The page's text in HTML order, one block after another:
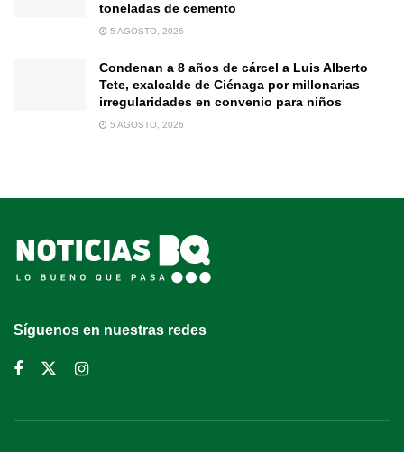
toneladas de cemento
5 AGOSTO, 2026
Condenan a 8 años de cárcel a Luis Alberto
Tete, exalcalde de Ciénaga por millonarias
irregularidades en convenio para niños
5 AGOSTO, 2026
Síguenos en nuestras redes